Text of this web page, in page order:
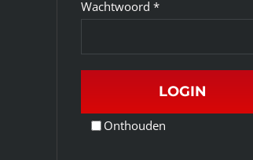
Wachtwoord *Vereist
Onthouden
LOGIN